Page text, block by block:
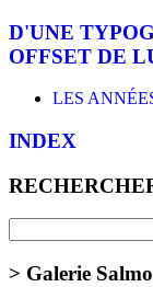
D'UNE
OFFSET DE
LES
INDEX
> Galerie